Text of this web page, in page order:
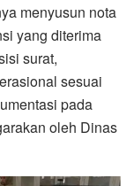
menyusun nota
yang diterima
surat,
sesuai
pada
oleh Dinas